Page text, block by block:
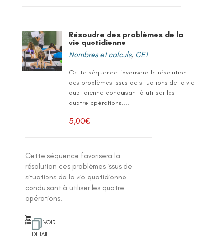
Résoudre des problèmes de la
vie quotidienne
Nombres et calculs, CE1
Cette séquence favorisera la résolution
des problèmes issus de situations de la vie
quotidienne conduisant à utiliser les
quatre opérations....
5,00€
Cette séquence favorisera la
résolution des problèmes issus de
situations de la vie quotidienne
conduisant à utiliser les quatre
opérations.
VOIR
DETAIL